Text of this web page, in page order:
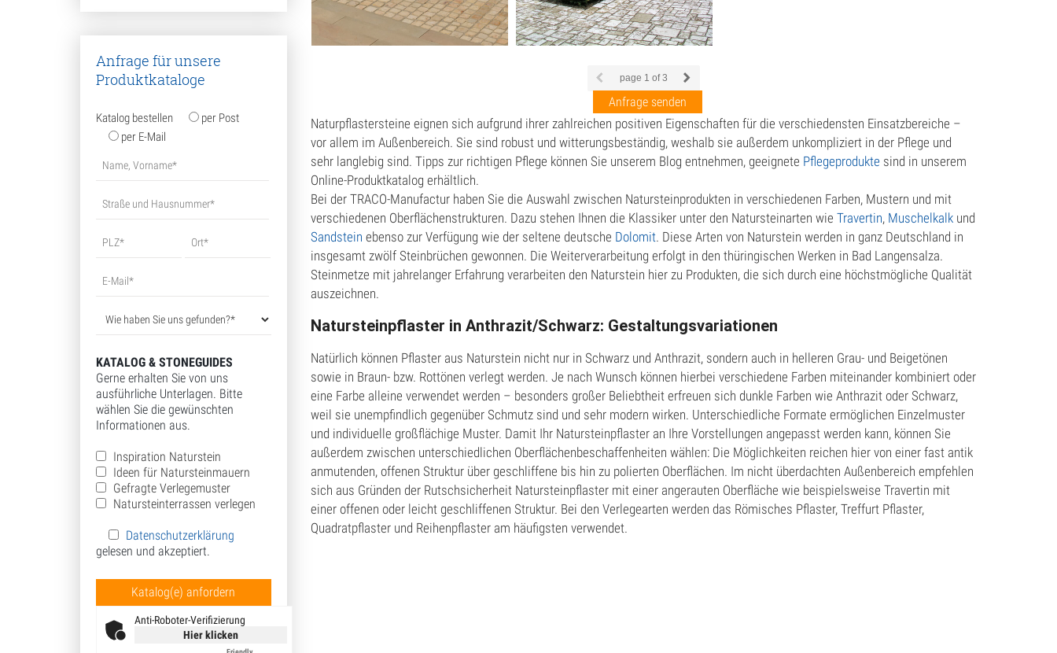
Anfrage für unsere
Produktkataloge
Katalog bestellen
per Post
per E-Mail
KATALOG & STONEGUIDES
Gerne erhalten Sie von uns
ausführliche Unterlagen. Bitte
wählen Sie die gewünschten
Informationen aus.
Inspiration Naturstein
Ideen für Natursteinmauern
Gefragte Verlegemuster
Natursteinterrassen verlegen
Datenschutzerklärung
gelesen und akzeptiert.
Bitte lasse dieses Feld leer.
Anti-Roboter-Verifizierung
Hier klicken
Terrassenplatten
Granit
Sandstein
Travertin
Unkategorisiert
Verblender & Riemchen
Wandverkleidung
Waschbecken/Waschtisch
page 1 of 3
Anfrage senden
Naturpflastersteine eignen sich aufgrund ihrer zahlreichen positiven Eigenschaften für die verschiedensten Einsatzbereiche –
vor allem im Außenbereich. Sie sind robust und witterungsbeständig, weshalb sie außerdem unkompliziert in der Pflege und
sehr langlebig sind. Tipps zur richtigen Pflege können Sie unserem Blog entnehmen, geeignete Pflegeprodukte sind in unserem
Online-Produktkatalog erhältlich.
Bei der TRACO-Manufactur haben Sie die Auswahl zwischen Natursteinprodukten in verschiedenen Farben, Mustern und mit
verschiedenen Oberflächenstrukturen. Dazu stehen Ihnen die Klassiker unter den Natursteinarten wie Travertin, Muschelkalkund
Sandstein ebenso zur Verfügung wie der seltene deutsche Dolomit. Diese Arten von Naturstein werden in ganz Deutschland in
insgesamt zwölf Steinbrüchen gewonnen. Die Weiterverarbeitung erfolgt in den thüringischen Werken in Bad Langensalza.
Steinmetze mit jahrelanger Erfahrung verarbeiten den Naturstein hier zu Produkten, die sich durch eine höchstmögliche Qualität
auszeichnen.
Natursteinpflaster in Anthrazit/Schwarz: Gestaltungsvariationen
Natürlich können Pflaster aus Naturstein nicht nur in Schwarz und Anthrazit, sondern auch in helleren Grau- und Beigetönen
sowie in Braun- bzw. Rottönen verlegt werden. Je nach Wunsch können hierbei verschiedene Farben miteinander kombiniert oder
eine Farbe alleine verwendet werden – besonders großer Beliebtheit erfreuen sich dunkle Farben wie Anthrazit oder Schwarz,
weil sie unempfindlich gegenüber Schmutz sind und sehr modern wirken. Unterschiedliche Formate ermöglichen Einzelmuster
und individuelle großflächige Muster. Damit Ihr Natursteinpflaster an Ihre Vorstellungen angepasst werden kann, können Sie
außerdem zwischen unterschiedlichen Oberflächenbeschaffenheiten wählen: Die Möglichkeiten reichen hier von einer fast antik
anmutenden, offenen Struktur über geschliffene bis hin zu polierten Oberflächen. Im nicht überdachten Außenbereich empfehlen
sich aus Gründen der Rutschsicherheit Natursteinpflaster mit einer angerauten Oberfläche wie beispielsweise Travertin mit
einer offenen oder leicht geschliffenen Struktur. Bei den Verlegearten werden das Römisches Pflaster, Treffurt Pflaster,
Quadratpflaster und Reihenpflaster am häufigsten verwendet.